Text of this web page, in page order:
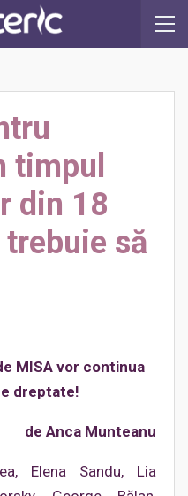
timpul
din 18
să
MISA vor continua
dreptate!
de Anca Munteanu
Elena Sandu, Lia